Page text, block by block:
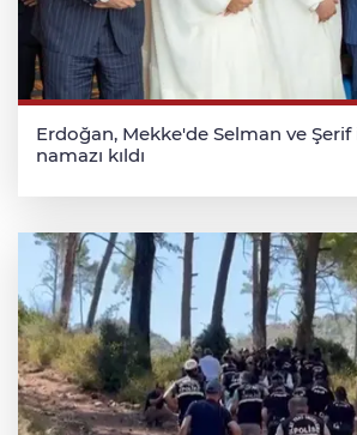
Erdoğan, Mekke'de Selman ve
namazı kıldı